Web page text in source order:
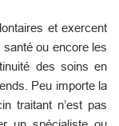
et exercent
ou encore les
des soins en
Peu importe la
traitant n’est pas